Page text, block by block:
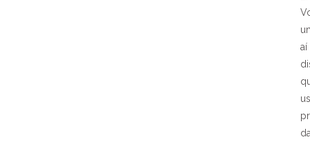
aí